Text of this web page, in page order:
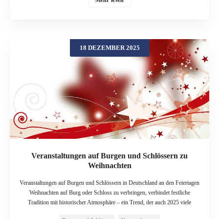
Weihnachtsgeschichten, die sich wunderbar vorlesen lassen. Winter im
Norden – Jul, Nisser und lange Nächte Weihnachten heißt im Norden „Jul“ –
ein Fest, das christliche Traditionen mit sehr alten, vorchristlichen Bräuchen
verbindet. In Häusern und Höfen kümmern sich der Vorstellung nach
„Nisser“ oder „Tomte“ um Stall und Familie: kleine, wichtelartige Wesen, die
besänftigt werden wollen, etwa mit einer Schüssel Grütze. Stellen Sie sich
diese Welt auf einer Burg oder einem Schloss vor: lange Korridore, knarrende
Dielen, schwerer Schnee draußen und drinnen Kerzenschein. Kein Wunder,
dass viele Legenden von Geistern, kleinen Helfern und geheimnisvollen
Lichtern besonders in […]
18 DEZEMBER 2025
Veranstaltungen auf Burgen und Schlössern zu
Weihnachten
Veranstaltungen auf Burgen und Schlössern in Deutschland an den Feiertagen
Weihnachten auf Burg oder Schloss zu verbringen, verbindet festliche
Tradition mit historischer Atmosphäre – ein Trend, der auch 2025 viele